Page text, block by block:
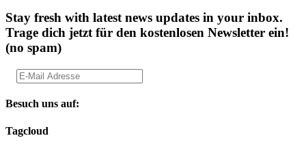
Stay fresh with latest news updates in your inbox.
Trage dich jetzt für den kostenlosen Newsletter ein!
(no spam)
Besuch uns auf:
Tagcloud